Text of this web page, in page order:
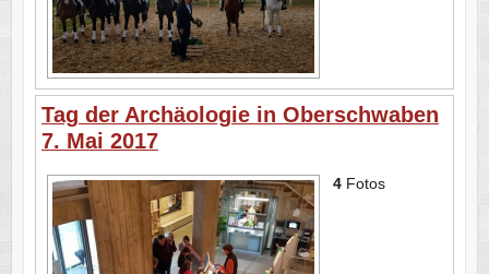
Tag der Archäologie in Oberschwaben
7. Mai 2017
4Fotos